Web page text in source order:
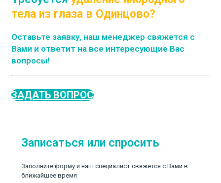
тела из глаза в Одинцово?
Оставьте заявку, наш менеджер свяжется с
Вами и ответит на все интересующие Вас
вопросы!
ЗАДАТЬ ВОПРОС
Записаться или спросить
Заполните форму и наш специалист свяжется с Вами в
ближайшее время